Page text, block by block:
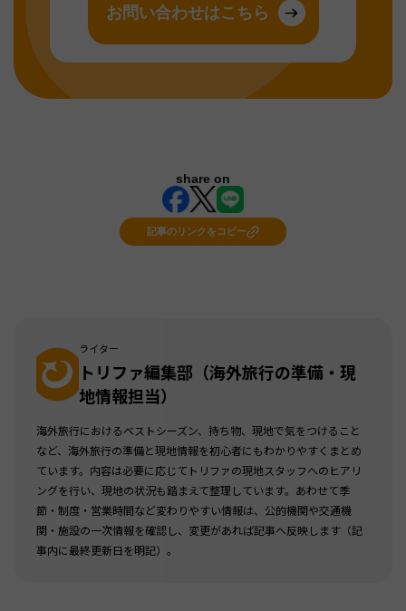
お問い合わせはこちら
share on
記事のリンクをコピー
ライター
トリファ編集部（海外旅行の準備・現
地情報担当）
海外旅行におけるベストシーズン、持ち物、現地で気をつけること
など、海外旅行の準備と現地情報を初心者にもわかりやすくまとめ
ています。内容は必要に応じてトリファの現地スタッフへのヒアリ
ングを行い、現地の状況も踏まえて整理しています。あわせて季
節・制度・営業時間など変わりやすい情報は、公的機関や交通機
関・施設の一次情報を確認し、変更があれば記事へ反映します（記
事内に最終更新日を明記）。